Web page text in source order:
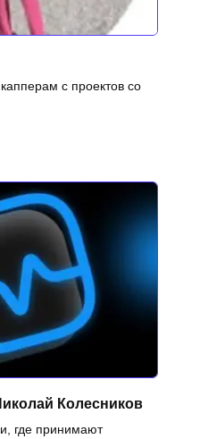
с проектов со
Колесников
где принимают